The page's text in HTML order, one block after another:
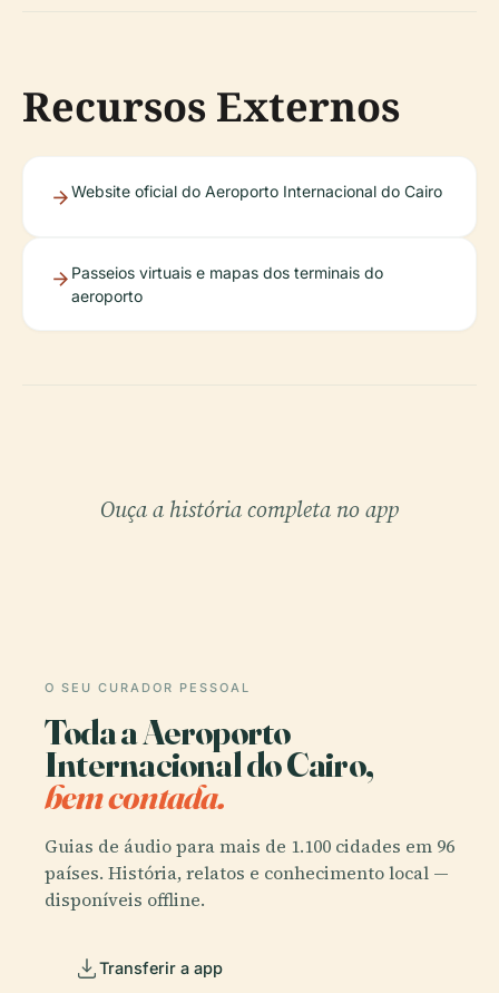
Recursos Externos
Website oficial do Aeroporto Internacional do Cairo
Passeios virtuais e mapas dos terminais do
aeroporto
Ouça a história completa no app
O SEU CURADOR PESSOAL
Toda a Aeroporto
Internacional do Cairo,
bem contada.
Guias de áudio para mais de 1.100 cidades em 96
países. História, relatos e conhecimento local —
disponíveis offline.
Transferir a app